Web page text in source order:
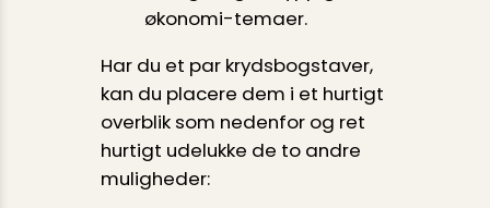
økonomi-temaer.
Har du et par krydsbogstaver,
kan du placere dem i et hurtigt
overblik som nedenfor og ret
hurtigt udelukke de to andre
muligheder: